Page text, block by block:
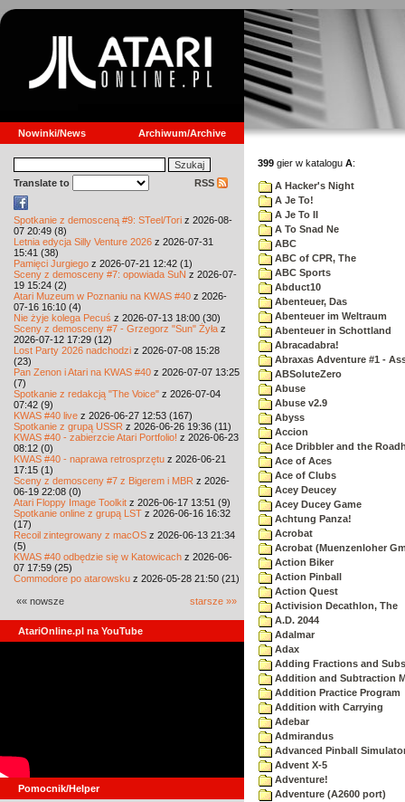
Nowinki/News Archiwum/Archive
Translate to RSS
Spotkanie z demosceną #9: STeel/Tori z 2026-08-
07 20:49 (8)
Letnia edycja Silly Venture 2026 z 2026-07-31
15:41 (38)
Pamięci Jurgiego z 2026-07-21 12:42 (1)
Sceny z demosceny #7: opowiada SuN z 2026-07-
19 15:24 (2)
Atari Muzeum w Poznaniu na KWAS #40 z 2026-
07-16 16:10 (4)
Nie żyje kolega Pecuś z 2026-07-13 18:00 (30)
Sceny z demosceny #7 - Grzegorz "Sun" Żyła z
2026-07-12 17:29 (12)
Lost Party 2026 nadchodzi z 2026-07-08 15:28
(23)
Pan Zenon i Atari na KWAS #40 z 2026-07-07 13:25
(7)
Spotkanie z redakcją "The Voice" z 2026-07-04
07:42 (9)
KWAS #40 live z 2026-06-27 12:53 (167)
Spotkanie z grupą USSR z 2026-06-26 19:36 (11)
KWAS #40 - zabierzcie Atari Portfolio! z 2026-06-23
08:12 (0)
KWAS #40 - naprawa retrosprzętu z 2026-06-21
17:15 (1)
Sceny z demosceny #7 z Bigerem i MBR z 2026-
06-19 22:08 (0)
Atari Floppy Image Toolkit z 2026-06-17 13:51 (9)
Spotkanie online z grupą LST z 2026-06-16 16:32
(17)
Recoil zintegrowany z macOS z 2026-06-13 21:34
(5)
KWAS #40 odbędzie się w Katowicach z 2026-06-
07 17:59 (25)
Commodore po atarowsku z 2026-05-28 21:50 (21)
«« nowsze starsze »»
AtariOnline.pl na YouTube
Pomocnik/Helper
399 gier w katalogu A:
A Hacker's Night
A Je To!
A Je To II
A To Snad Ne
ABC
ABC of CPR, The
ABC Sports
Abduct10
Abenteuer, Das
Abenteuer im Weltraum
Abenteuer in Schottland
Abracadabra!
Abraxas Adventure #1 -
ABSoluteZero
Abuse
Abuse v2.9
Abyss
Accion
Ace Dribbler and the
Ace of Aces
Ace of Clubs
Acey Deucey
Acey Ducey Game
Achtung Panza!
Acrobat
Acrobat (Muenzenloher
Action Biker
Action Pinball
Action Quest
Activision Decathlon, The
A.D. 2044
Adalmar
Adax
Adding Fractions and
Addition and Subtraction
Addition Practice Program
Addition with Carrying
Adebar
Admirandus
Advanced Pinball
Advent X-5
Adventure!
Adventure (A2600 port)